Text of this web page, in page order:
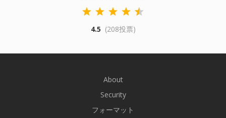
4.5 (208投票)
About
Security
フォーマット